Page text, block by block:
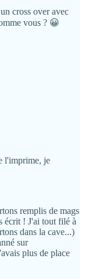
cross over avec
vous ? 😀
l'imprime, je
remplis de mags
écrit ! J'ai tout filé à
dans la cave...)
sur
plus de place